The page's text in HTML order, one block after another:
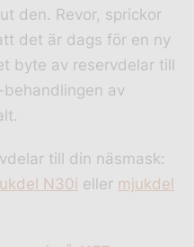
den. Revor, sprickor
det är dags för en ny
byte av reservdelar till
av
till din näsmask:
N30i eller mjukdel